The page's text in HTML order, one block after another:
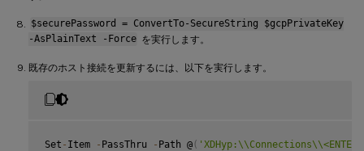
$securePassword = ConvertTo-SecureString $gcpPrivateKey
-AsPlainText -Force を実行します。
既存のホスト接続を更新するには、以下を実行します。
Set - Item - PassThru - Path @ ( 'XDHyp:\\Connections\\<ENTER